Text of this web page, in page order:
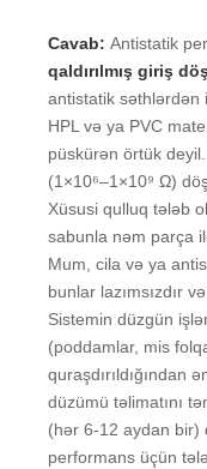
Cavab: Antistatik
qaldırılmış giriş
antistatik səthlərdən
HPL və ya PVC
püskürən örtük
(1×10⁶–1×10⁹ Ω)
Xüsusi qulluq tələb
sabunla nəm parça
Mum, cila və ya
bunlar lazımsızdır
Sistemin düzgün
(poddamlar, mis
quraşdırıldığından
düzümü təlimatını
(hər 6-12 aydan bir)
performans üçün